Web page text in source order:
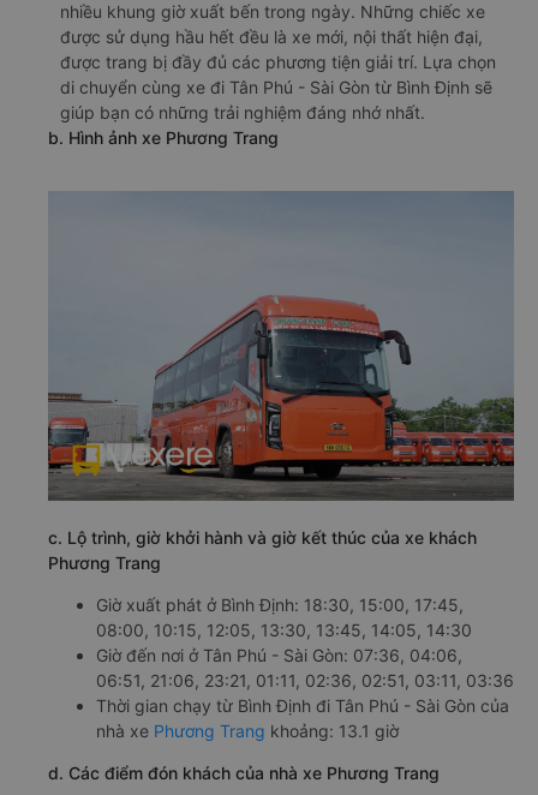
nhiều khung giờ xuất bến trong ngày. Những chiếc xe
được sử dụng hầu hết đều là xe mới, nội thất hiện đại,
được trang bị đầy đủ các phương tiện giải trí. Lựa chọn
di chuyển cùng xe đi Tân Phú - Sài Gòn từ Bình Định sẽ
giúp bạn có những trải nghiệm đáng nhớ nhất.
b. Hình ảnh xe Phương Trang
c. Lộ trình, giờ khởi hành và giờ kết thúc của xe khách
Phương Trang
Giờ xuất phát ở Bình Định: 18:30, 15:00, 17:45,
08:00, 10:15, 12:05, 13:30, 13:45, 14:05, 14:30
Giờ đến nơi ở Tân Phú - Sài Gòn: 07:36, 04:06,
06:51, 21:06, 23:21, 01:11, 02:36, 02:51, 03:11, 03:36
Thời gian chạy từ Bình Định đi Tân Phú - Sài Gòn của
nhà xe Phương Trang khoảng: 13.1 giờ
d. Các điểm đón khách của nhà xe Phương Trang